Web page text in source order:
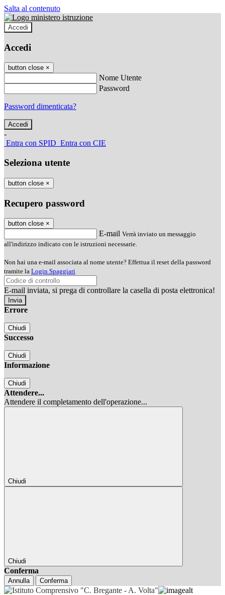
Salta al contenuto
Accedi
Accedi
button close ×
Nome Utente
Password
Password dimenticata?
-
Entra con SPID Entra con CIE
Seleziona utente
button close ×
Recupero password
button close ×
E-mail Verrà inviato un messaggio
all'indirizzo indicato con le istruzioni necessarie.
Non hai una e-mail associata al nome utente? Effettua il reset della password
tramite la Login Spaggiari
E-mail inviata, si prega di controllare la casella di posta elettronica!
Errore
Chiudi
Successo
Chiudi
Informazione
Chiudi
Attendere...
Attendere il completamento dell'operazione...
Chiudi
Chiudi
Conferma
Annulla Conferma